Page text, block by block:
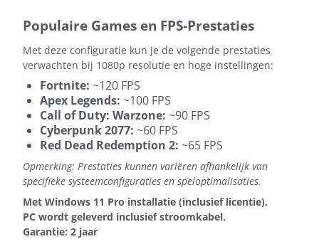
Populaire Games en FPS-Prestaties
Met deze configuratie kun je de volgende prestaties
verwachten bij 1080p resolutie en hoge instellingen:
Fortnite: ~120 FPS
Apex Legends: ~100 FPS
Call of Duty: Warzone: ~90 FPS
Cyberpunk 2077: ~60 FPS
Red Dead Redemption 2: ~65 FPS
Opmerking: Prestaties kunnen variëren afhankelijk van
specifieke systeemconfiguraties en speloptimalisaties.
Met Windows 11 Pro installatie (inclusief licentie).
PC wordt geleverd inclusief stroomkabel.
Garantie: 2 jaar